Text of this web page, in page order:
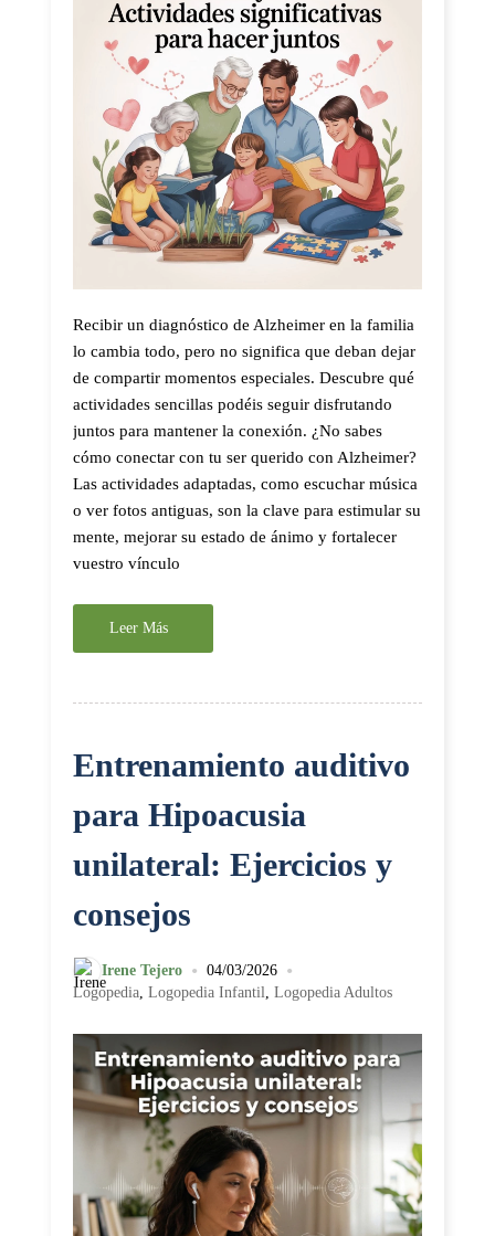
Recibir un diagnóstico de Alzheimer en la familia
lo cambia todo, pero no significa que deban dejar
de compartir momentos especiales. Descubre qué
actividades sencillas podéis seguir disfrutando
juntos para mantener la conexión. ¿No sabes
cómo conectar con tu ser querido con Alzheimer?
Las actividades adaptadas, como escuchar música
o ver fotos antiguas, son la clave para estimular su
mente, mejorar su estado de ánimo y fortalecer
vuestro vínculo
Leer Más
Entrenamiento auditivo
para Hipoacusia
unilateral: Ejercicios y
consejos
Irene Tejero • 04/03/2026 •
Logopedia, Logopedia Infantil, Logopedia Adultos